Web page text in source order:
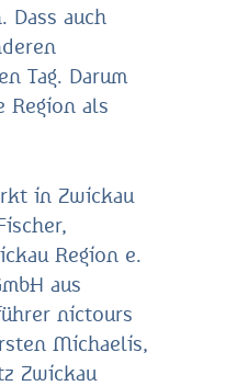
Dass auch
Tag. Darum
Region als
in Zwickau
Region e.
aus
nictours
Michaelis,
Zwickau